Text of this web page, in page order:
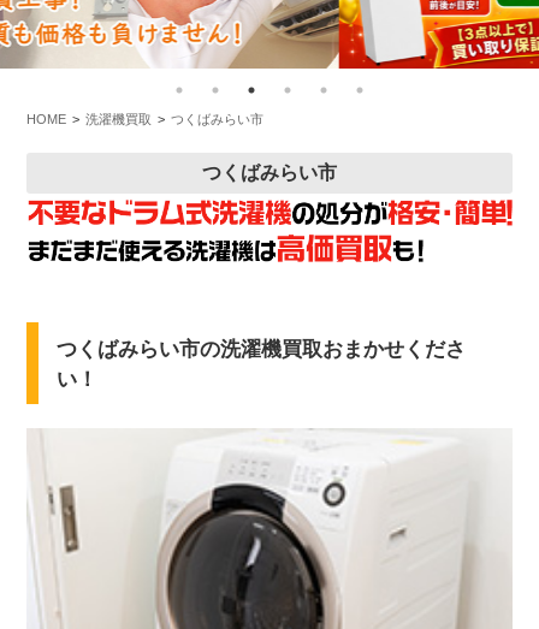
HOME 洗濯機買取 つくばみらい市
つくばみらい市
つくばみらい市の洗濯機買取おまかせくださ
い！